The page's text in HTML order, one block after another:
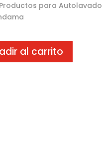
Productos para Autolavado
al carrito